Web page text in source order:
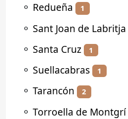
⚬ Redueña 1
⚬ Sant Joan de Labritja
⚬ Santa Cruz 1
⚬ Suellacabras 1
⚬ Tarancón 2
⚬ Torroella de Montgrí